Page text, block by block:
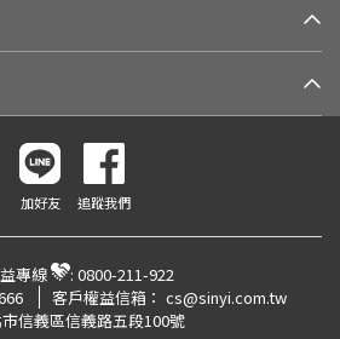
加好友 追蹤我們
專線 : 0800-211-922
客戶權益信箱： cs@sinyi.com.tw
信義區信義路五段100號